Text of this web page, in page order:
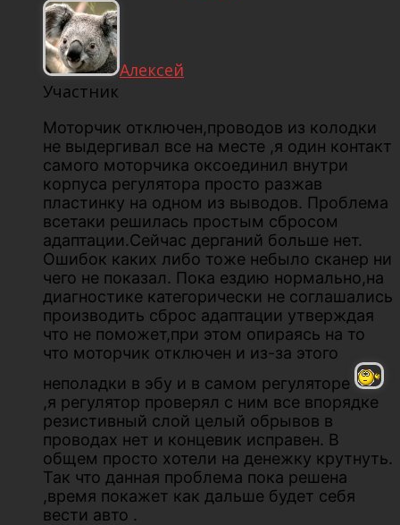
Aлексей
Участник
Моторчик отключен,проводов из колодки
не выдергивал все на месте ,я один контакт
самого моторчика оксоединил внутри
корпуса регулятора просто разжав
пластинку на одном из выводов. Проблема
всетаки решилась простым сбросом
адаптации.Сейчас дерганий больше нет.
Ошибок каких либо тоже небыло сканер ни
чего не показал. Пока ездию нормально,на
диагностике категорически не соглашались
производить сброс адаптации утверждая
что не поможет,при этом опираясь на то
что моторчик отключен и из-за этого
неполадки в эбу и в самом регуляторе
,я регулятор проверял с ним все впорядке
резистивный слой целый обрывов в
проводах нет и концевик исправен. В
общем просто хотели на денежку крутнуть.
Так что данная проблема пока решена
,время покажет как дальше будет себя
вести авто .